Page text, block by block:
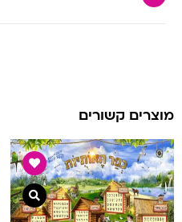
מוצרים קשורים